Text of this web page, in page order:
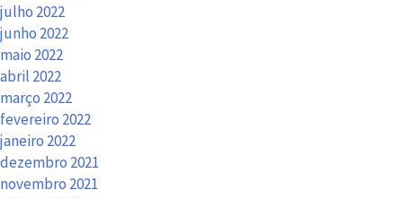
julho 2022
junho 2022
maio 2022
abril 2022
março 2022
fevereiro 2022
janeiro 2022
dezembro 2021
novembro 2021